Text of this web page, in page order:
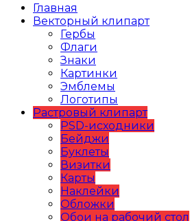
Главная
Векторный клипарт
Гербы
Флаги
Знаки
Картинки
Эмблемы
Логотипы
Растровый клипарт
PSD-исходники
Бейджи
Буклеты
Визитки
Карты
Наклейки
Обложки
Обои на рабочий стол